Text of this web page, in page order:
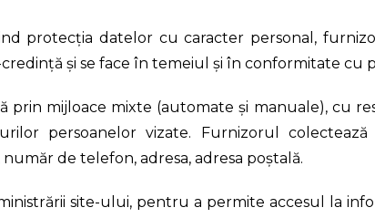
protecția datelor cu caracter personal,
și se face în temeiul și în conformitate cu
prin mijloace mixte (automate și manuale), cu
persoanelor vizate. Furnizorul
de telefon, adresa, adresa poștală.
site-ului, pentru a permite accesul la